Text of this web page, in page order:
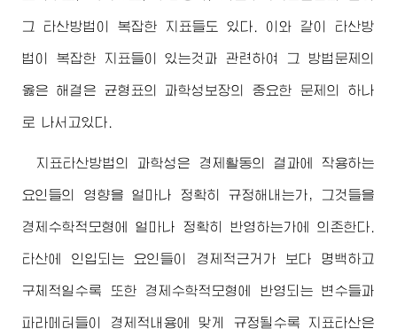
그 타산방법이 복잡한 지표들도 있다. 이와 같이 타산방
법이 복잡한 지표들이 있는것과 관련하여 그 방법문제의
옳은 해결은 균형표의 과학성보장의 중요한 문제의 하나
로 나서고있다.
지표타산방법의 과학성은 경제활동의 결과에 작용하는
요인들의 영향을 얼마나 정확히 규정해내는가, 그것들을
경제수학적모형에 얼마나 정확히 반영하는가에 의존한다.
타산에 인입되는 요인들이 경제적근거가 보다 명백하고
구체적일수록 또한 경제수학적모형에 반영되는 변수들과
파라메터들이 경제적내용에 맞게 규정될수록 지표타산은